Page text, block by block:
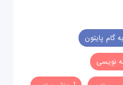
گام پایتون
نویسی